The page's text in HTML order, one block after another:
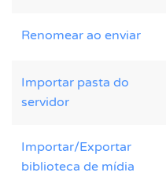
Renomear ao enviar
Importar pasta do
servidor
Importar/Exportar
biblioteca de mídia